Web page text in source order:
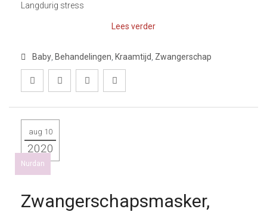
Langdurig stress
Lees verder
Baby Behandelingen Kraamtijd Zwangerschap
aug 10
2020
Nurdan
Zwangerschapsmasker,